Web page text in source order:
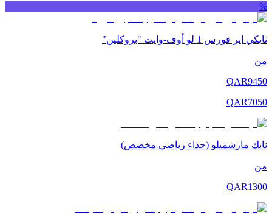
%
نايكي اير فورس 1 لو أوف-وايت "بروكلين"
من
QAR9450
QAR7050
نايك مارشميلو (حذاء رياضي مخصص)
من
QAR1300